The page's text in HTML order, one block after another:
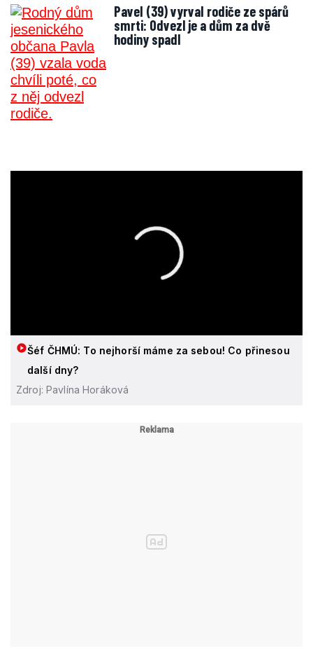
Pavel (39) vyrval rodiče ze spárů
smrti: Odvezl je a dům za dvě
hodiny spadl
Šéf ČHMÚ: To nejhorší máme za sebou! Co přinesou
další dny?
Zdroj: Pavlína Horáková